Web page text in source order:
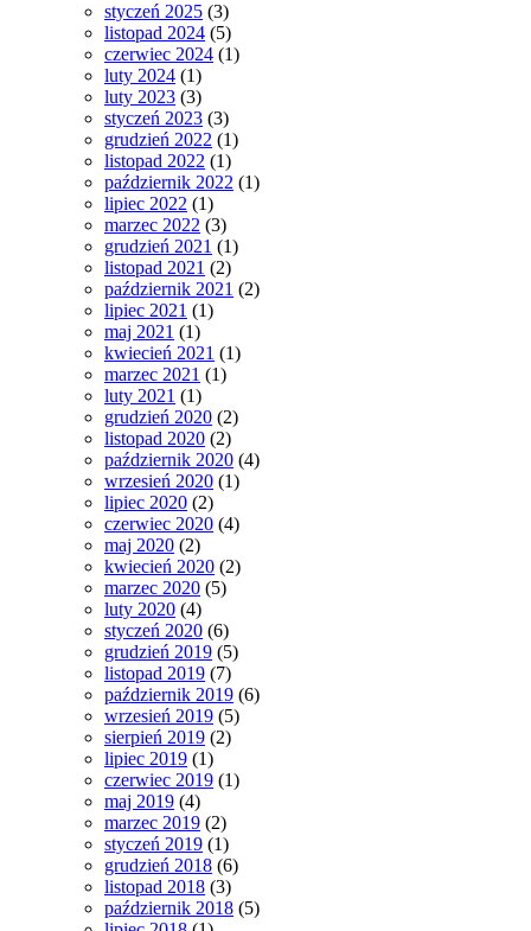
styczeń 2025 (3)
listopad 2024 (5)
czerwiec 2024 (1)
luty 2024 (1)
luty 2023 (3)
styczeń 2023 (3)
grudzień 2022 (1)
listopad 2022 (1)
październik 2022 (1)
lipiec 2022 (1)
marzec 2022 (3)
grudzień 2021 (1)
listopad 2021 (2)
październik 2021 (2)
lipiec 2021 (1)
maj 2021 (1)
kwiecień 2021 (1)
marzec 2021 (1)
luty 2021 (1)
grudzień 2020 (2)
listopad 2020 (2)
październik 2020 (4)
wrzesień 2020 (1)
lipiec 2020 (2)
czerwiec 2020 (4)
maj 2020 (2)
kwiecień 2020 (2)
marzec 2020 (5)
luty 2020 (4)
styczeń 2020 (6)
grudzień 2019 (5)
listopad 2019 (7)
październik 2019 (6)
wrzesień 2019 (5)
sierpień 2019 (2)
lipiec 2019 (1)
czerwiec 2019 (1)
maj 2019 (4)
marzec 2019 (2)
styczeń 2019 (1)
grudzień 2018 (6)
listopad 2018 (3)
październik 2018 (5)